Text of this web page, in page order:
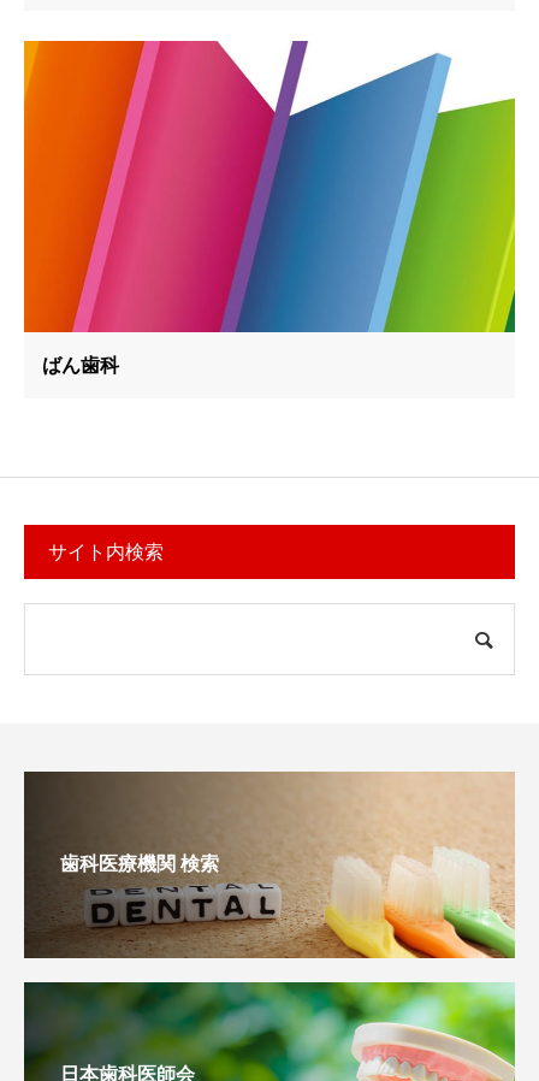
ばん歯科
サイト内検索
歯科医療機関 検索
日本歯科医師会